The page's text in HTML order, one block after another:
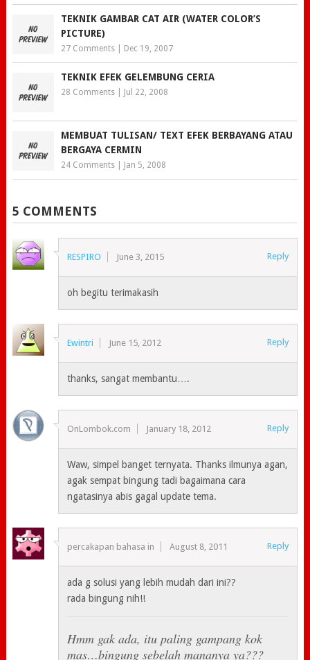
TEKNIK GAMBAR CAT AIR (WATER COLOR’S
PICTURE)
27 Comments| Dec 19, 2007
TEKNIK EFEK GELEMBUNG CERIA
28 Comments| Jul 22, 2008
MEMBUAT TULISAN/ TEXT EFEK BERBAYANG ATAU
BERGAYA CERMIN
24 Comments| Jan 5, 2008
5 COMMENTS
RESPIRO June 3, 2015 Reply
oh begitu terimakasih
Ewintri June 15, 2012 Reply
thanks, sangat membantu….
OnLombok.com January 18, 2012 Reply
Waw, simpel banget ternyata. Thanks ilmunya agan,
agak sempat bingung tadi bagaimana cara
ngatasinya abis gagal update tema.
percakapan bahasa in August 8, 2011 Reply
ada g solusi yang lebih mudah dari ini??
rada bingung nih!!
Hmm gak ada, itu paling gampang kok
mas…bingung sebelah mananya ya???